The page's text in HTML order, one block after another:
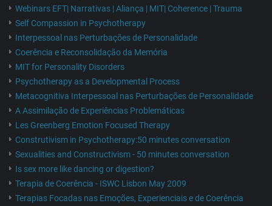
Webinars EFT| Narrativas | Aliança | MIT| Coherence | Trauma
Self Compassion in Psychotherapy
Interpessoal nas Perturbações de Personalidade
Coerência e Reconsolidação da Memória
MIT for Personality Disorders
Psychotherapy as a Developmental Process
Metacognitiva Interpessoal nas Perturbações de Personalidade
A Assimilação de Experiências Problemáticas
Les Greenberg Emotion Focused Therapy
Construtivism in Psychotherapy:50 minutes conversation
Sexualities and Constructivism - 50 minutes conversation
Is sex more like dancing or digestion?
Terapia de Coerência - ISWC Lisbon May 2009
Terapias Focadas nas Emoções, Experienciais e de Coerência